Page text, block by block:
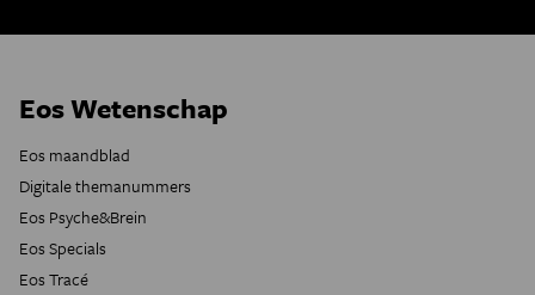
Eos Wetenschap
Eos maandblad
Digitale themanummers
Eos Psyche&Brein
Eos Specials
Eos Tracé